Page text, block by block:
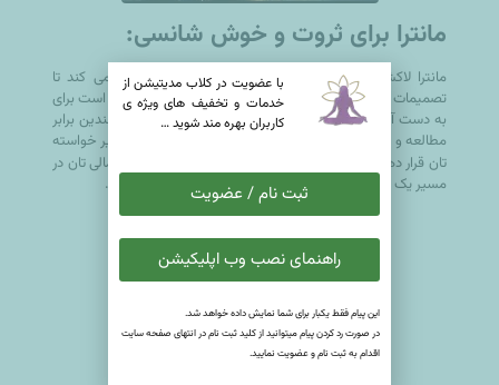
مانترا برای ثروت و خوش شانسی:
مانترا لاکشمی, این مانترای خلاق و آرامش بخش
کمک می کند تا
تصمیمات درست در شرایط بسیار سخت بگیرید ،همچنین بهتر است برای
به دست آوردن خرد و تعادل در تصمیمات خود و رشد مالی چندین برابر
مطالعه و تحقیق را دست کم نگیرید وخود را به تمامی در مسیر خواسته
تان قرار دهید ،با انرژی و هم جهت شدن با
کائنات خواسته مالی تان در
مسیر یک ذهنیت مثبت و نیت خالص برایتان مهیا خواهد شد.
با عضويت در کلاب مدیتیشن از
خدمات و تخفيف های ويژه ى
كاربران بهره مند شوید …
ثبت نام / عضویت
راهنمای نصب وب اپلیکیشن
این پیام فقط یکبار برای شما نمایش داده خواهد شد.
در صورت رد کردن پیام میتوانید از کلید ثبت نام در انتهای صفحه سایت
اقدام به ثبت نام و عضویت نمایید.